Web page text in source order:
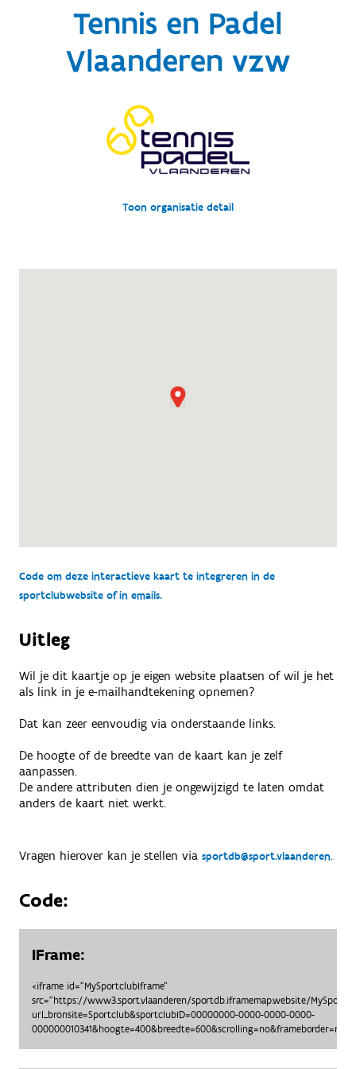
Tennis en Padel
Vlaanderen vzw
Toon organisatie detail
Code om deze interactieve kaart te integreren in de
sportclubwebsite of in emails.
Uitleg
Wil je dit kaartje op je eigen website plaatsen of wil je het
als link in je e-mailhandtekening opnemen?
Dat kan zeer eenvoudig via onderstaande links.
De hoogte of de breedte van de kaart kan je zelf
aanpassen.
De andere attributen dien je ongewijzigd te laten omdat
anders de kaart niet werkt.
Vragen hierover kan je stellen via sportdb@sport.vlaanderen.
Code:
IFrame:
<iframe id="MySportclubIframe"
src="https://www3.sport.vlaanderen/sportdb.iframemap.website/
url_bronsite=Sportclub&sportclubID=00000000-0000-0000-0000-